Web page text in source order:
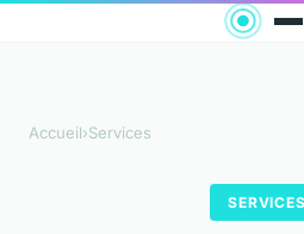
Accueil›Services
SERVICES